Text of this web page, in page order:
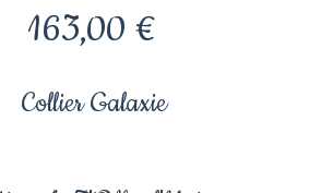
163,00 €Prix
Collier Galaxie